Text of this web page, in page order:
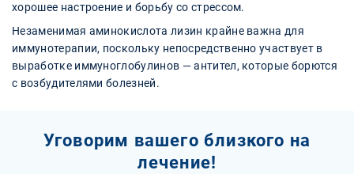
хорошее настроение и борьбу со стрессом.
Незаменимая аминокислота лизин крайне важна для
иммунотерапии, поскольку непосредственно участвует в
выработке иммуноглобулинов — антител, которые борются
с возбудителями болезней.
Уговорим вашего близкого на
лечение!